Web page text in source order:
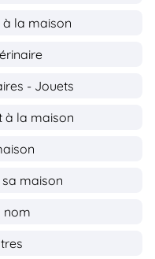
à la maison
- Jouets
à la maison
maison
nom